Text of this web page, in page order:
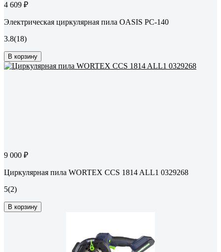
4 609 ₽
Электрическая циркулярная пила OASIS PC-140
3.8(18)
В корзину
9 000 ₽
Циркулярная пила WORTEX CCS 1814 ALL1 0329268
5(2)
В корзину